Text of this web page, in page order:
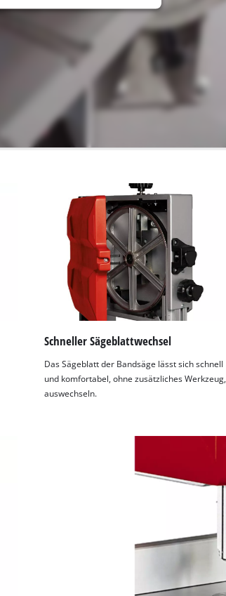
Schneller Sägeblattwechsel
Das Sägeblatt der Bandsäge lässt sich schnell
und komfortabel, ohne zusätzliches Werkzeug,
auswechseln.